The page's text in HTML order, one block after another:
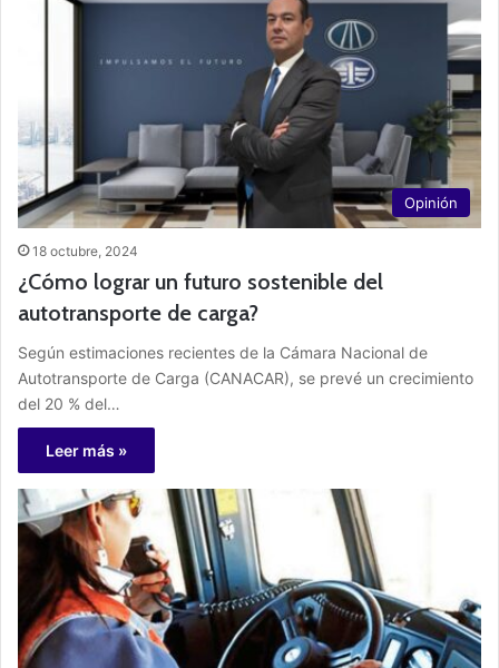
Opinión
18 octubre, 2024
¿Cómo lograr un futuro sostenible del
autotransporte de carga?
Según estimaciones recientes de la Cámara Nacional de
Autotransporte de Carga (CANACAR), se prevé un crecimiento
del 20 % del…
Leer más »